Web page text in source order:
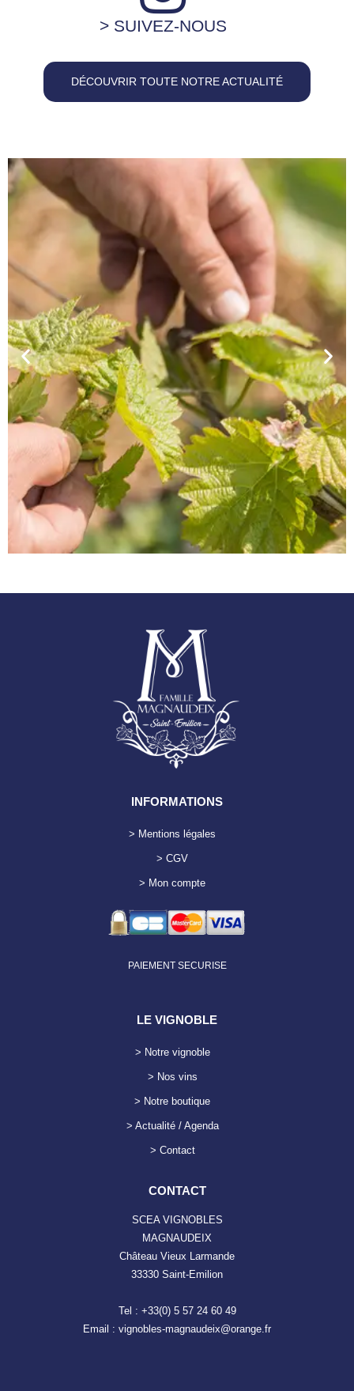
> SUIVEZ-NOUS
DÉCOUVRIR TOUTE NOTRE ACTUALITÉ
RÉSERVEZ VOTRE VISITE
INFORMATIONS
> Mentions légales
> CGV
> Mon compte
PAIEMENT SECURISE
LE VIGNOBLE
> Notre vignoble
> Nos vins
> Notre boutique
> Actualité / Agenda
> Contact
CONTACT
SCEA VIGNOBLES
MAGNAUDEIX
Château Vieux Larmande
33330 Saint-Emilion
Tel : +33(0) 5 57 24 60 49
Email : vignobles-magnaudeix@orange.fr